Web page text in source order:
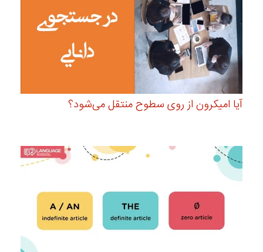
آیا امیکرون از روی سطوح منتقل می‌شود؟